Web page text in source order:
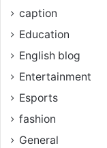
caption
Education
English blog
Entertainment
Esports
fashion
General